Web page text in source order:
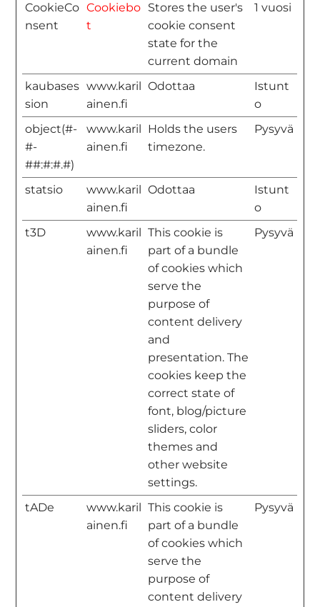
CookieCo
nsent
Cookiebo
t
Stores the user's
cookie consent
state for the
current domain
1 vuosi
kaubases
sion
www.karil
ainen.fi
Odottaa
Istunt
o
object(#-
#-
##:#:#.#)
www.karil
ainen.fi
Holds the users
timezone.
Pysyvä
statsio
www.karil
ainen.fi
Odottaa
Istunt
o
t3D
www.karil
ainen.fi
This cookie is
part of a bundle
of cookies which
serve the
purpose of
content delivery
and
presentation. The
cookies keep the
correct state of
font, blog/picture
sliders, color
themes and
other website
settings.
Pysyvä
tADe
www.karil
ainen.fi
This cookie is
part of a bundle
of cookies which
serve the
purpose of
content delivery
Pysyvä